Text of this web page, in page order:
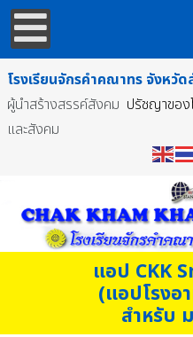
โรงเรียนจักรคำคณาทร จังหวัด
ผู้นำสร้างสรรค์สังคม ปรัชญาของ
และสังคม
แอป CKK
(แอปโรงอ
สำหรับ